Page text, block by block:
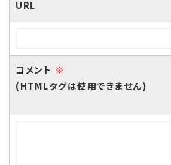
URL
コメント ※
(HTMLタグは使用できません)